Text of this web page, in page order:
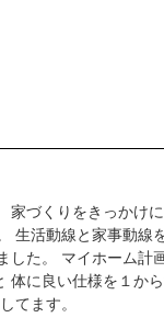
家づくりをきっかけ
生活動線と家事動線
した。 マイホーム計
体に良い仕様を１か
てます。